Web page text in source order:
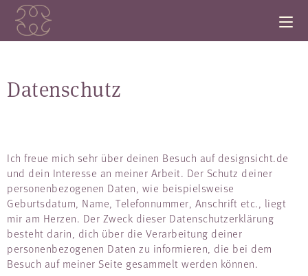
Datenschutz
Ich freue mich sehr über deinen Besuch auf designsicht.de
und dein Interesse an meiner Arbeit. Der Schutz deiner
personenbezogenen Daten, wie beispielsweise
Geburtsdatum, Name, Telefonnummer, Anschrift etc., liegt
mir am Herzen. Der Zweck dieser Datenschutzerklärung
besteht darin, dich über die Verarbeitung deiner
personenbezogenen Daten zu informieren, die bei dem
Besuch auf meiner Seite gesammelt werden können.